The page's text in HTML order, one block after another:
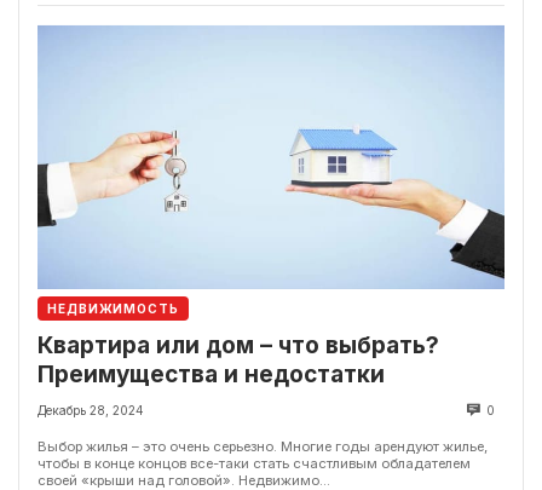
НЕДВИЖИМОСТЬ
Квартира или дом – что выбрать?
Преимущества и недостатки
Декабрь 28, 2024 0
Выбор жилья – это очень серьезно. Многие годы арендуют жилье,
чтобы в конце концов все-таки стать счастливым обладателем
своей «крыши над головой». Недвижимо...